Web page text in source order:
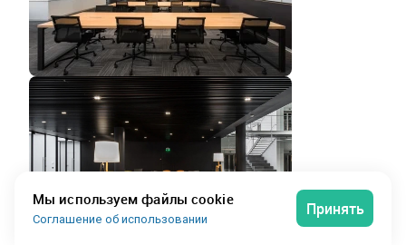
Мы используем файлы cookie
Соглашение об использовании
Принять